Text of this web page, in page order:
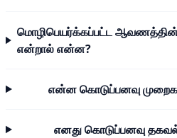
மொழிபெயர்க்கப்பட்ட ஆவணத்தின்
என்றால் என்ன?
என்ன கொடுப்பனவு
எனது கொடுப்பனவு